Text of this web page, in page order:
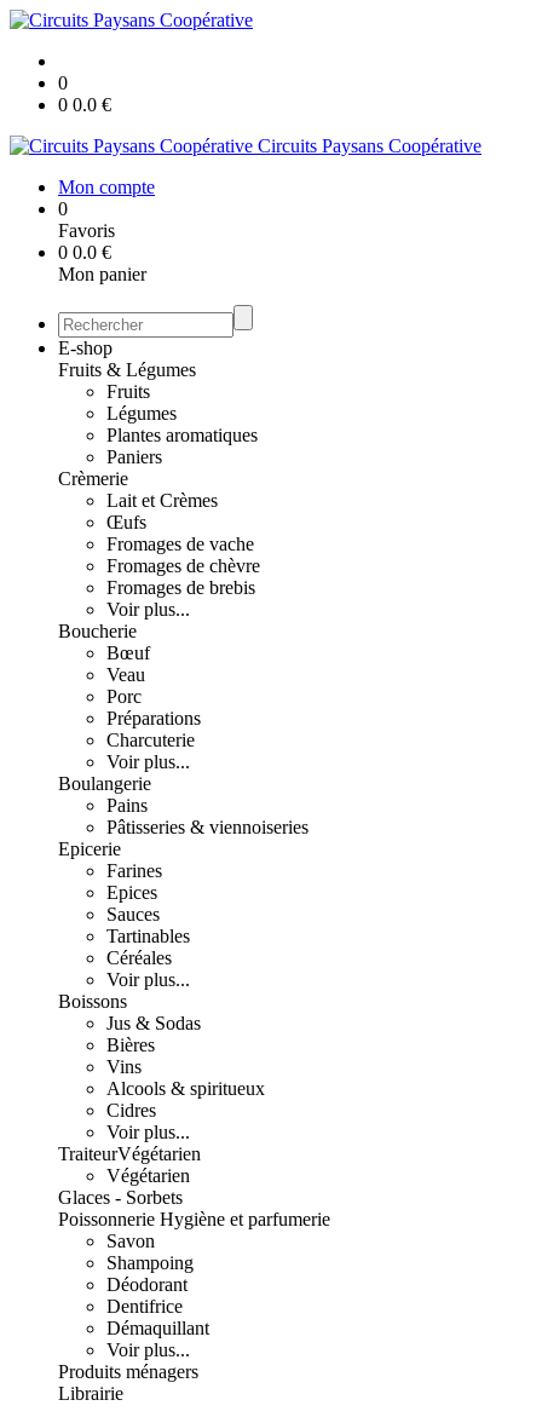
0
0 0.0 €
Circuits Paysans Coopérative
Mon compte
0
Favoris
0 0.0 €
Mon panier
E-shop
Fruits & Légumes
Fruits
Légumes
Plantes aromatiques
Paniers
Crèmerie
Lait et Crèmes
Œufs
Fromages de vache
Fromages de chèvre
Fromages de brebis
Voir plus...
Boucherie
Bœuf
Veau
Porc
Préparations
Charcuterie
Voir plus...
Boulangerie
Pains
Pâtisseries & viennoiseries
Epicerie
Farines
Epices
Sauces
Tartinables
Céréales
Voir plus...
Boissons
Jus & Sodas
Bières
Vins
Alcools & spiritueux
Cidres
Voir plus...
TraiteurVégétarien
Végétarien
Glaces - Sorbets
Poissonnerie Hygiène et parfumerie
Savon
Shampoing
Déodorant
Dentifrice
Démaquillant
Voir plus...
Produits ménagers
Librairie